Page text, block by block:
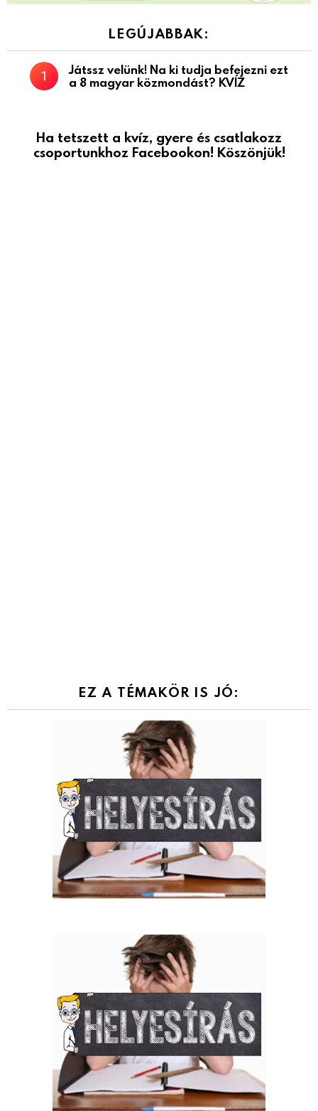
LEGÚJABBAK:
Játssz velünk! Na ki tudja befejezni ezt
a 8 magyar közmondást? KVÍZ
Ha tetszett a kvíz, gyere és csatlakozz
csoportunkhoz Facebookon! Köszönjük!
EZ A TÉMAKÖR IS JÓ: